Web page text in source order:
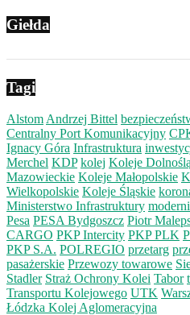
Giełda
Tagi
Alstom Andrzej Bittel
Centralny Port Komunikacyjny
Ignacy Góra Infrastruktura
Merchel KDP kolej Koleje
Mazowieckie Koleje Małopolskie
Wielkopolskie Koleje Śląskie
Ministerstwo Infrastruktury
Pesa PESA Bydgoszcz Piotr
CARGO PKP Intercity PKP PLK
PKP S.A. POLREGIO przetarg
pasażerskie Przewozy towarowe
Stadler Straż Ochrony Kolei Tabor
Transportu Kolejowego UTK
Łódzka Kolej Aglomeracyjna